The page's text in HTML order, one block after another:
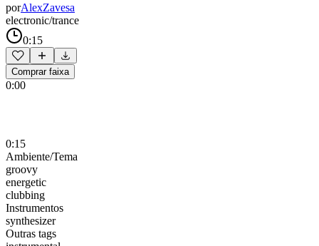
porAlexZavesa
electronic/trance
0:15
Comprar faixa
0:00
0:15
Ambiente/Tema
groovy
energetic
clubbing
Instrumentos
synthesizer
Outras tags